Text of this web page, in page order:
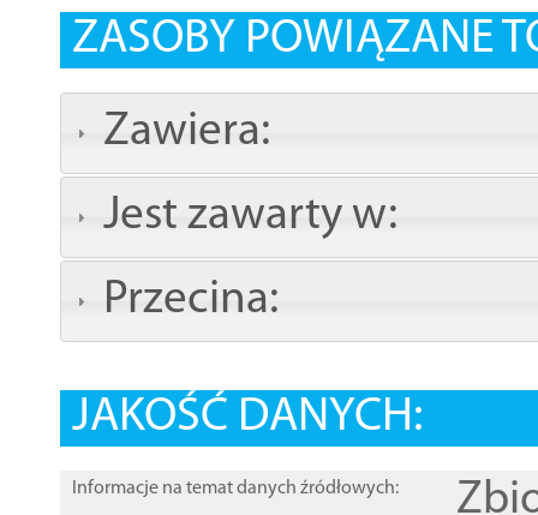
ZASOBY POWIĄZANE
Zawiera:
Jest zawarty w:
Przecina:
JAKOŚĆ DANYCH:
Informacje na temat danych źródłowych: